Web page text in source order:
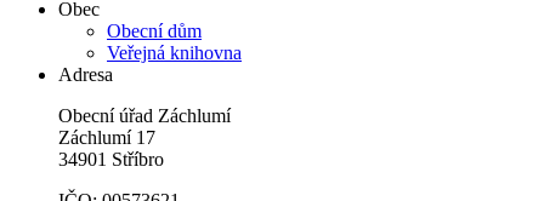
Obec
Obecní dům
Veřejná knihovna
Adresa
Obecní úřad Záchlumí
Záchlumí 17
34901 Stříbro